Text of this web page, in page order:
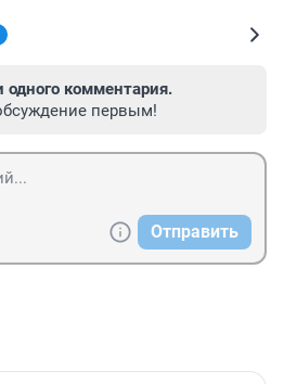
одного комментария.
первым!
Отправить